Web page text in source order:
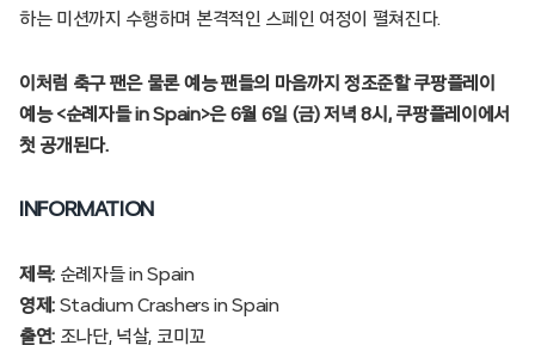
하는 미션까지 수행하며 본격적인 스페인 여정이 펼쳐진다.
이처럼 축구 팬은 물론 예능 팬들의 마음까지 정조준할 쿠팡플레이
예능 <순례자들 in Spain>은 6월 6일 (금) 저녁 8시, 쿠팡플레이에서
첫 공개된다.
INFORMATION
제목: 순례자들 in Spain
영제: Stadium Crashers in Spain
출연: 조나단, 넉살, 코미꼬